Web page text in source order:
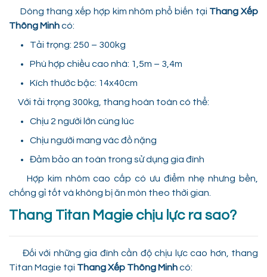
Dòng thang xếp hợp kim nhôm phổ biến tại Thang Xếp
Thông Minhcó:
Tải trọng: 250 – 300kg
Phù hợp chiều cao nhà: 1,5m – 3,4m
Kích thước bậc: 14x40cm
Với tải trọng 300kg, thang hoàn toàn có thể:
Chịu 2 người lớn cùng lúc
Chịu người mang vác đồ nặng
Đảm bảo an toàn trong sử dụng gia đình
Hợp kim nhôm cao cấp có ưu điểm nhẹ nhưng bền,
chống gỉ tốt và không bị ăn mòn theo thời gian.
Thang Titan Magie chịu lực ra sao?
Đối với những gia đình cần độ chịu lực cao hơn, thang
Titan Magie tại Thang Xếp Thông Minhcó: